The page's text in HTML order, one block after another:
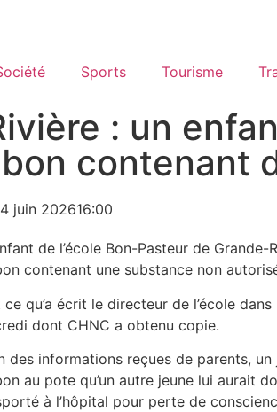
Sports Tourisme
: un
contenant
juin 202616:00
de l’école Bon-Pasteur de
contenant une substance non
ce qu’a écrit le directeur de l’école
dont CHNC a obtenu copie.
des informations reçues de parents,
au pote qu’un autre jeune lui aurait
à l’hôpital pour perte de